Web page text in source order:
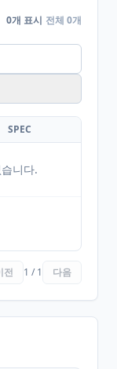
0개 표시 전체 0개
SPEC
니다.
전 1 / 1 다음